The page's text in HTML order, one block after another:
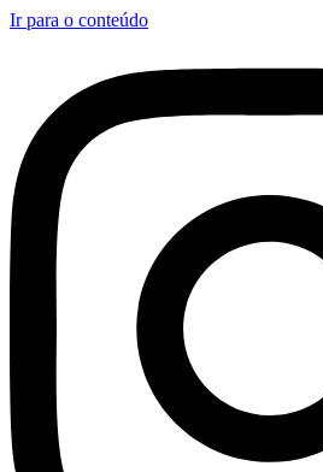
Ir para o conteúdo